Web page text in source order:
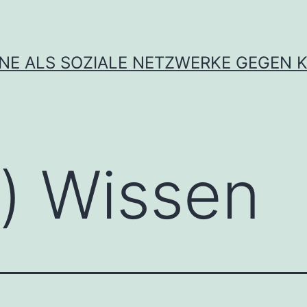
ALS SOZIALE NETZWERKE GEGEN
Wissen